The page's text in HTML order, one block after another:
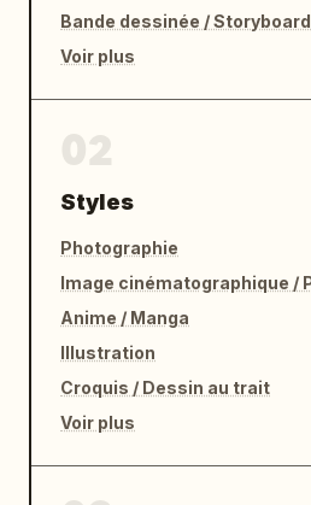
Bande dessinée / Storyboard
Voir plus
Styles
Photographie
Anime / Manga
Illustration
Croquis / Dessin au trait
Voir plus